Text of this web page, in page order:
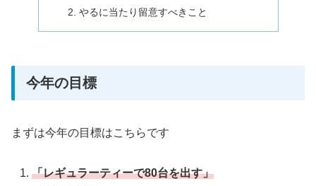
やるに当たり留意すべきこと
今年の目標
まずは今年の目標はこちらです
「レギュラーティーで80台を出す」